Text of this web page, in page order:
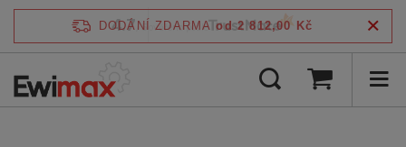
DODÁNÍ ZDARMA od 2 812,00 Kč
4.7 /5 ověřeno podle